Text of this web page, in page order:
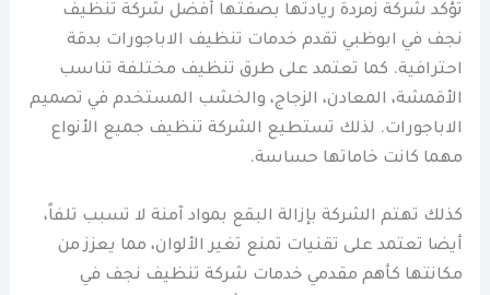
تؤكد شركة زمردة ريادتها بصفتها أفضل شركة تنظيف
نجف في ابوظبي تقدم خدمات تنظيف الاباجورات بدقة
احترافية. كما تعتمد على طرق تنظيف مختلفة تناسب
الأقمشة، المعادن، الزجاج، والخشب المستخدم في تصميم
الاباجورات. لذلك تستطيع الشركة تنظيف جميع الأنواع
مهما كانت خاماتها حساسة.
كذلك تهتم الشركة بإزالة البقع بمواد آمنة لا تسبب تلفاً،
أيضا تعتمد على تقنيات تمنع تغير الألوان، مما يعزز من
مكانتها كأهم مقدمي خدمات شركة تنظيف نجف في